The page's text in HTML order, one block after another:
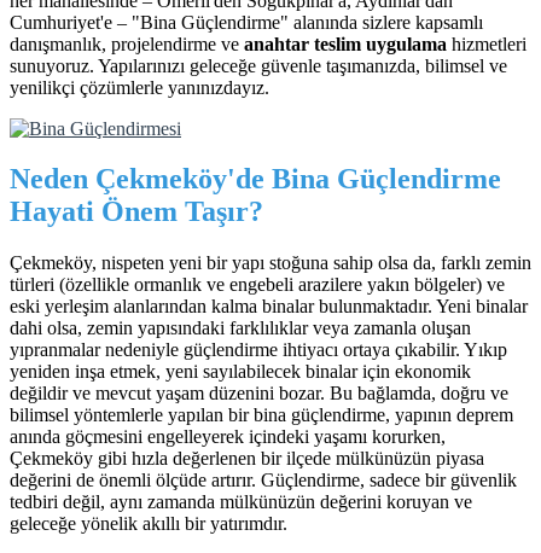
Cumhuriyet'e – "Bina Güçlendirme" alanında sizlere kapsamlı
danışmanlık, projelendirme ve anahtar teslim uygulama hizmetleri
sunuyoruz. Yapılarınızı geleceğe güvenle taşımanızda, bilimsel ve
yenilikçi çözümlerle yanınızdayız.
Neden Çekmeköy'de Bina Güçlendirme
Hayati Önem Taşır?
Çekmeköy, nispeten yeni bir yapı stoğuna sahip olsa da, farklı zemin
türleri (özellikle ormanlık ve engebeli arazilere yakın bölgeler) ve
eski yerleşim alanlarından kalma binalar bulunmaktadır. Yeni binalar
dahi olsa, zemin yapısındaki farklılıklar veya zamanla oluşan
yıpranmalar nedeniyle güçlendirme ihtiyacı ortaya çıkabilir. Yıkıp
yeniden inşa etmek, yeni sayılabilecek binalar için ekonomik
değildir ve mevcut yaşam düzenini bozar. Bu bağlamda, doğru ve
bilimsel yöntemlerle yapılan bir bina güçlendirme, yapının deprem
anında göçmesini engelleyerek içindeki yaşamı korurken,
Çekmeköy gibi hızla değerlenen bir ilçede mülkünüzün piyasa
değerini de önemli ölçüde artırır. Güçlendirme, sadece bir güvenlik
tedbiri değil, aynı zamanda mülkünüzün değerini koruyan ve
geleceğe yönelik akıllı bir yatırımdır.